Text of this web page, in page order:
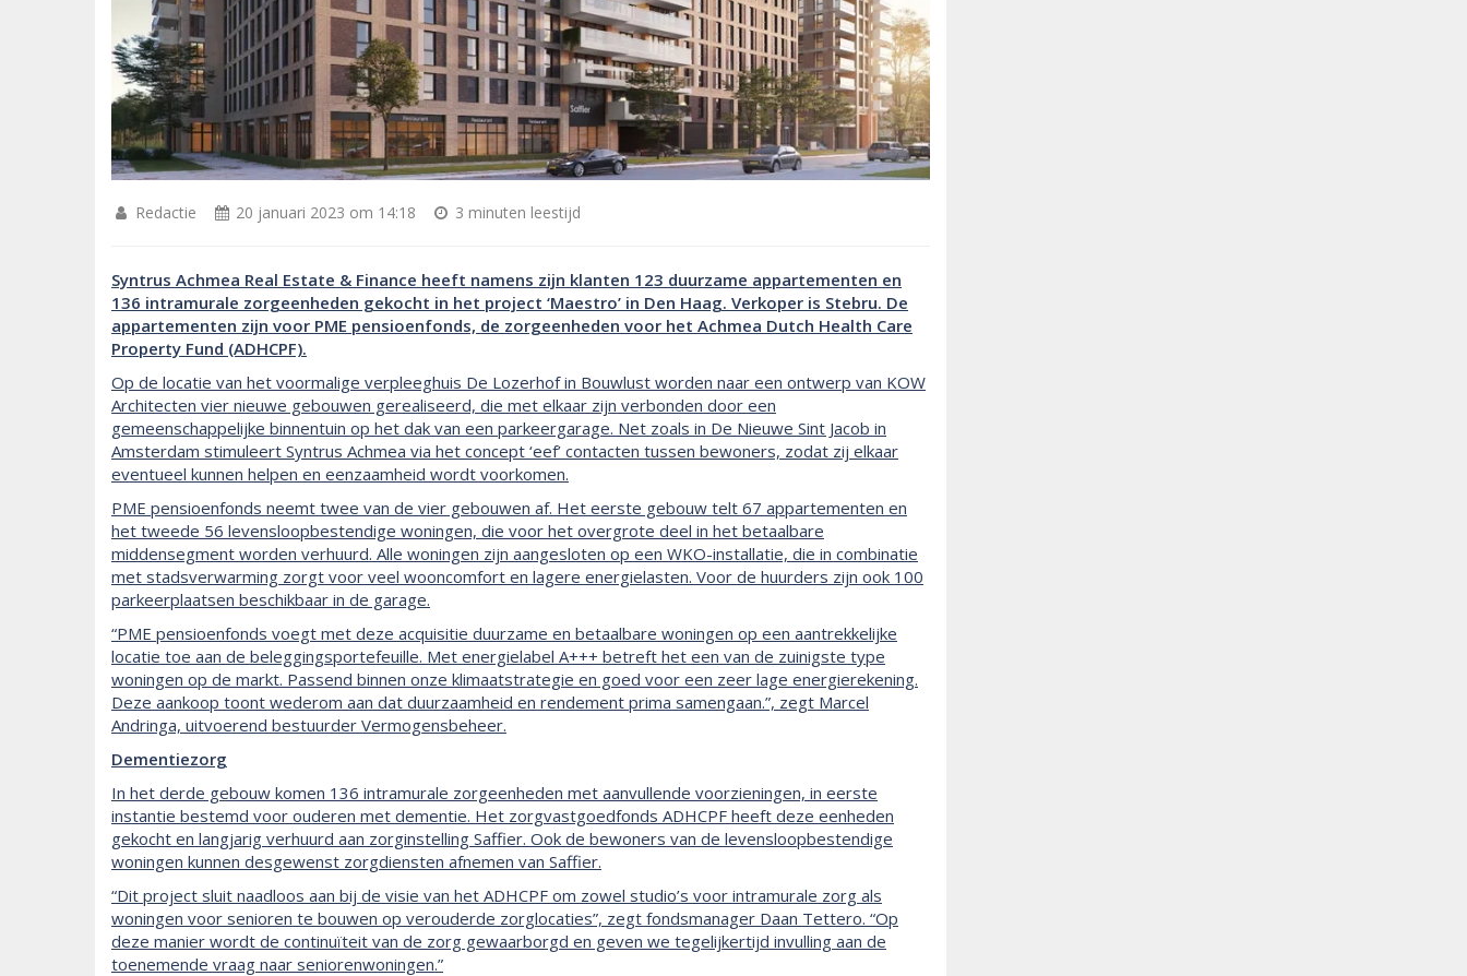
Redactie 20 januari 2023 om 14:18 3 minuten leestijd
Syntrus Achmea Real Estate & Finance heeft namens zijn klanten 123 duurzame appartementen en
136 intramurale zorgeenheden gekocht in het project ‘Maestro’ in Den Haag. Verkoper is Stebru. De
appartementen zijn voor PME pensioenfonds, de zorgeenheden voor het Achmea Dutch Health Care
Property Fund (ADHCPF).
Op de locatie van het voormalige verpleeghuis De Lozerhof in Bouwlust worden naar een ontwerp van KOW
Architecten vier nieuwe gebouwen gerealiseerd, die met elkaar zijn verbonden door een
gemeenschappelijke binnentuin op het dak van een parkeergarage. Net zoals in De Nieuwe Sint Jacob in
Amsterdam stimuleert Syntrus Achmea via het concept ‘eef’ contacten tussen bewoners, zodat zij elkaar
eventueel kunnen helpen en eenzaamheid wordt voorkomen.
PME pensioenfonds neemt twee van de vier gebouwen af. Het eerste gebouw telt 67 appartementen en
het tweede 56 levensloopbestendige woningen, die voor het overgrote deel in het betaalbare
middensegment worden verhuurd. Alle woningen zijn aangesloten op een WKO-installatie, die in combinatie
met stadsverwarming zorgt voor veel wooncomfort en lagere energielasten. Voor de huurders zijn ook 100
parkeerplaatsen beschikbaar in de garage.
“PME pensioenfonds voegt met deze acquisitie duurzame en betaalbare woningen op een aantrekkelijke
locatie toe aan de beleggingsportefeuille. Met energielabel A+++ betreft het een van de zuinigste type
woningen op de markt. Passend binnen onze klimaatstrategie en goed voor een zeer lage energierekening.
Deze aankoop toont wederom aan dat duurzaamheid en rendement prima samengaan.”, zegt Marcel
Andringa, uitvoerend bestuurder Vermogensbeheer.
Dementiezorg
In het derde gebouw komen 136 intramurale zorgeenheden met aanvullende voorzieningen, in eerste
instantie bestemd voor ouderen met dementie. Het zorgvastgoedfonds ADHCPF heeft deze eenheden
gekocht en langjarig verhuurd aan zorginstelling Saffier. Ook de bewoners van de levensloopbestendige
woningen kunnen desgewenst zorgdiensten afnemen van Saffier.
“Dit project sluit naadloos aan bij de visie van het ADHCPF om zowel studio’s voor intramurale zorg als
woningen voor senioren te bouwen op verouderde zorglocaties”, zegt fondsmanager Daan Tettero. “Op
deze manier wordt de continuïteit van de zorg gewaarborgd en geven we tegelijkertijd invulling aan de
toenemende vraag naar seniorenwoningen.”